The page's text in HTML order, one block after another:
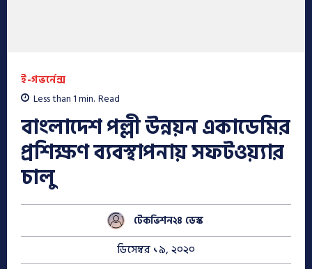
ই-গভর্নেন্স
Less than 1min. Read
বাংলাদেশ পল্লী উন্নয়ন একাডেমির
প্রশিক্ষণ ব্যবস্থাপনায় সফটওয়্যার
চালু
টেকভিশন২৪ ডেস্ক
ডিসেম্বর ১৯, ২০২০